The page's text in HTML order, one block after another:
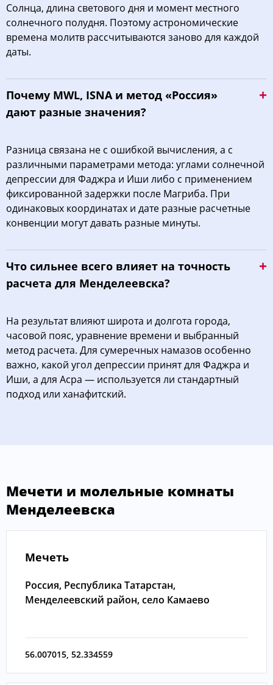
Солнца, длина светового дня и момент местного
солнечного полудня. Поэтому астрономические
времена молитв рассчитываются заново для каждой
даты.
Почему MWL, ISNA и метод «Россия»
дают разные значения?
Разница связана не с ошибкой вычисления, а с
различными параметрами метода: углами солнечной
депрессии для Фаджра и Иши либо с применением
фиксированной задержки после Магриба. При
одинаковых координатах и дате разные расчетные
конвенции могут давать разные минуты.
Что сильнее всего влияет на точность
расчета для Менделеевска?
На результат влияют широта и долгота города,
часовой пояс, уравнение времени и выбранный
метод расчета. Для сумеречных намазов особенно
важно, какой угол депрессии принят для Фаджра и
Иши, а для Асра — используется ли стандартный
подход или ханафитский.
Мечети и молельные комнаты
Менделеевска
Мечеть
Россия, Республика Татарстан,
Менделеевский район, село Камаево
56.007015, 52.334559